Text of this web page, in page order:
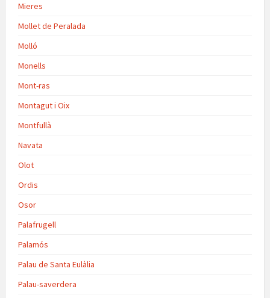
Mieres
Mollet de Peralada
Molló
Monells
Mont-ras
Montagut i Oix
Montfullà
Navata
Olot
Ordis
Osor
Palafrugell
Palamós
Palau de Santa Eulàlia
Palau-saverdera